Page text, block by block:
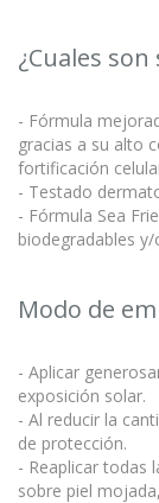
¿Cuales
- Fórmula
gracias a su alto
fortificación
- Testado
- Fórmula Sea
biodegradables
Modo de
- Aplicar
exposición solar.
- Al reducir la
de protección.
- Reaplicar todas
sobre piel